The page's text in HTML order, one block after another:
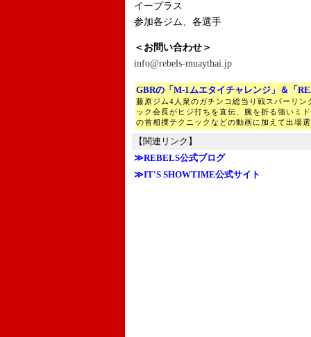
イープラス
参加各ジム、各選手
＜お問い合わせ＞
info@rebels-muaythai.jp
GBRの「M-1ムエタイチャレンジ」＆「
藤原ジム4人衆のガチンコ総当り戦スパーリ
ック会長がヒジ打ちを直伝、腕を折る強いミ
の首相撲テクニックなどの動画に加えて出場
【関連リンク】
≫REBELS公式ブログ
≫IT'S SHOWTIME公式サイト